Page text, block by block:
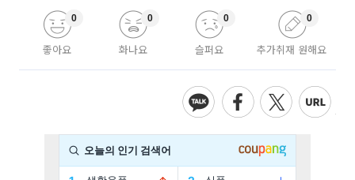
좋아요
0
화나요
0
슬퍼요
0
추가취재 원해요
0